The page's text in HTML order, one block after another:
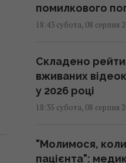
помилкового
18:43 субота, 08 серпня
Складено
вживаних
у 2026 році
18:35 субота, 08 серпня
"Молимося,
пацієнта":